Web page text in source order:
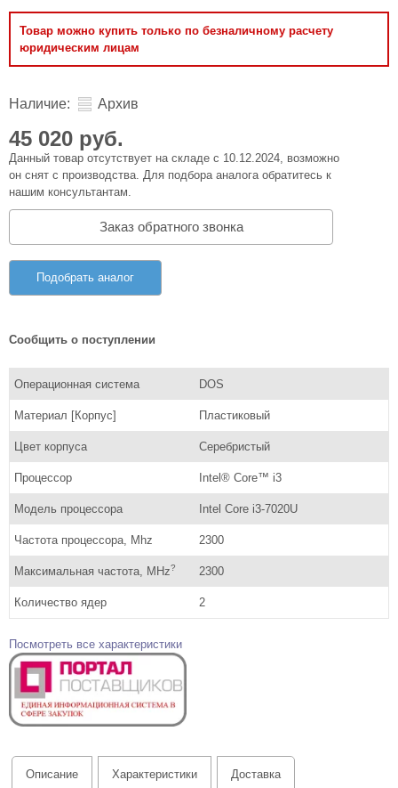
Товар можно купить только по безналичному расчету
юридическим лицам
Наличие: Архив
45 020 руб.
Данный товар отсутствует на складе с 10.12.2024, возможно
он снят с производства. Для подбора аналога обратитесь к
нашим консультантам.
Заказ обратного звонка
Подобрать аналог
Сообщить о поступлении
Операционная система DOS
Материал [Корпус] Пластиковый
Цвет корпуса Серебристый
Процессор Intel® Core™ i3
Модель процессора Intel Core i3-7020U
Частота процессора, Mhz 2300
Максимальная частота, MHz? 2300
Количество ядер 2
Посмотреть все характеристики
Описание Характеристики Доставка